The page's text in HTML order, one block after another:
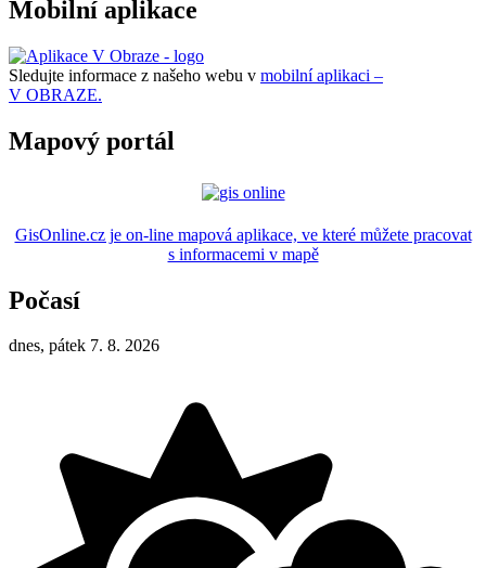
Mobilní aplikace
Sledujte informace z našeho webu v mobilní aplikaci –
V OBRAZE.
Mapový portál
GisOnline.cz je on-line mapová aplikace, ve které můžete pracovat
s informacemi v mapě
Počasí
dnes, pátek 7. 8. 2026